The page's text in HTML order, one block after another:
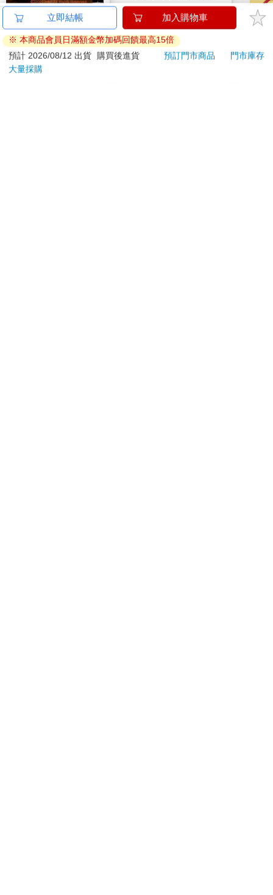
【13章】專業冰滴久
釀6入組（160ml/瓶）
8 折 特價 855 元
加入購物車
JTC杰帝士三匹馬力智
能萬用調理機-TM-
800-黑-公司貨(真正破
壁機/高敏敏推薦)
13500 特價
雙
罩
立即結帳 加入購物車
※ 本商品會員日滿額金幣加碼回饋最高15倍
預計 2026/08/12 出貨
購買後進貨 預訂門市商品
門市庫存
大量採購